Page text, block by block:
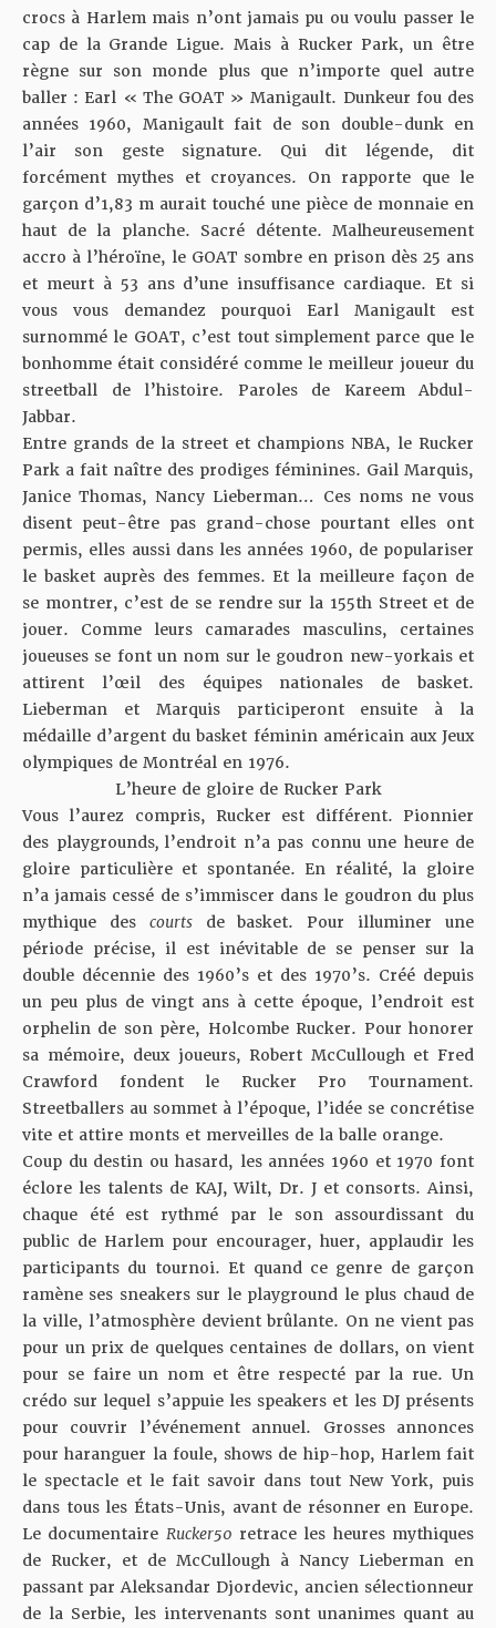
crocs à Harlem mais n’ont jamais pu ou voulu passer le
cap de la Grande Ligue. Mais à Rucker Park, un être
règne sur son monde plus que n’importe quel autre
baller : Earl « The GOAT » Manigault. Dunkeur fou des
années 1960, Manigault fait de son double-dunk en
l’air son geste signature. Qui dit légende, dit
forcément mythes et croyances. On rapporte que le
garçon d’1,83 m aurait touché une pièce de monnaie en
haut de la planche. Sacré détente. Malheureusement
accro à l’héroïne, le GOAT sombre en prison dès 25 ans
et meurt à 53 ans d’une insuffisance cardiaque. Et si
vous vous demandez pourquoi Earl Manigault est
surnommé le GOAT, c’est tout simplement parce que le
bonhomme était considéré comme le meilleur joueur du
streetball de l’histoire. Paroles de Kareem Abdul-
Jabbar.
Entre grands de la street et champions NBA, le Rucker
Park a fait naître des prodiges féminines. Gail Marquis,
Janice Thomas, Nancy Lieberman… Ces noms ne vous
disent peut-être pas grand-chose pourtant elles ont
permis, elles aussi dans les années 1960, de populariser
le basket auprès des femmes. Et la meilleure façon de
se montrer, c’est de se rendre sur la 155th Street et de
jouer. Comme leurs camarades masculins, certaines
joueuses se font un nom sur le goudron new-yorkais et
attirent l’œil des équipes nationales de basket.
Lieberman et Marquis participeront ensuite à la
médaille d’argent du basket féminin américain aux Jeux
olympiques de Montréal en 1976.
L’heure de gloire de Rucker Park
Vous l’aurez compris, Rucker est différent. Pionnier
des playgrounds, l’endroit n’a pas connu une heure de
gloire particulière et spontanée. En réalité, la gloire
n’a jamais cessé de s’immiscer dans le goudron du plus
mythique des courtsde basket. Pour illuminer une
période précise, il est inévitable de se penser sur la
double décennie des 1960’s et des 1970’s. Créé depuis
un peu plus de vingt ans à cette époque, l’endroit est
orphelin de son père, Holcombe Rucker. Pour honorer
sa mémoire, deux joueurs, Robert McCullough et Fred
Crawford fondent le Rucker Pro Tournament.
Streetballers au sommet à l’époque, l’idée se concrétise
vite et attire monts et merveilles de la balle orange.
Coup du destin ou hasard, les années 1960 et 1970 font
éclore les talents de KAJ, Wilt, Dr. J et consorts. Ainsi,
chaque été est rythmé par le son assourdissant du
public de Harlem pour encourager, huer, applaudir les
participants du tournoi. Et quand ce genre de garçon
ramène ses sneakers sur le playground le plus chaud de
la ville, l’atmosphère devient brûlante. On ne vient pas
pour un prix de quelques centaines de dollars, on vient
pour se faire un nom et être respecté par la rue. Un
crédo sur lequel s’appuie les speakers et les DJ présents
pour couvrir l’événement annuel. Grosses annonces
pour haranguer la foule, shows de hip-hop, Harlem fait
le spectacle et le fait savoir dans tout New York, puis
dans tous les États-Unis, avant de résonner en Europe.
Le documentaire Rucker50 retrace les heures mythiques
de Rucker, et de McCullough à Nancy Lieberman en
passant par Aleksandar Djordevic, ancien sélectionneur
de la Serbie, les intervenants sont unanimes quant au